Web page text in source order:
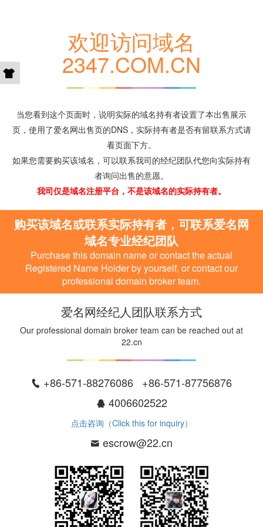
欢迎访问域名
2347.COM.CN
当您看到这个页面时，说明实际的域名持有者设置了本出售展示
页，使用了爱名网出售页的DNS，实际持有者是否有留联系方式请
看页面下方。
如果您需要购买该域名，可以联系我司的经纪团队代您向实际持有
者询问出售的意愿。
我司仅是域名注册平台，不是该域名的实际持有者。
购买该域名或联系实际持有者，可联系爱名网
域名专业经纪团队
Purchase this domain name or contact the actual
Registered Name Holder by yourself, or contact our
professional domain broker team.
爱名网经纪人团队联系方式
Our professional domain broker team can be reached out at
22.cn
+86-571-88276086 +86-571-87756876
4006602522
点击咨询（Click this for inquiry）
escrow@22.cn